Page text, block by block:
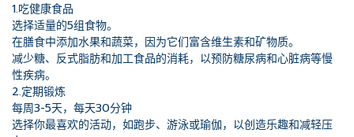
1.吃健康食品
选择适量的5组食物。
在膳食中添加水果和蔬菜，因为它们富含维生素和矿物质。
减少糖、反式脂肪和加工食品的消耗，以预防糖尿病和心脏病等慢
性疾病。
2.定期锻炼
每周3-5天，每天30分钟
选择你最喜欢的活动，如跑步、游泳或瑜伽，以创造乐趣和减轻压